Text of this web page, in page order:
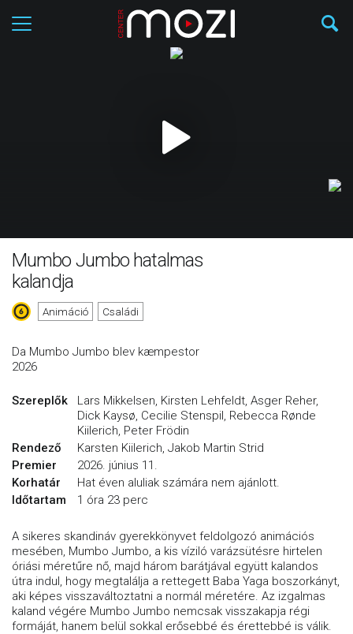
Mumbo Jumbo hatalmas
kalandja
Animáció Családi
Da Mumbo Jumbo blev kæmpestor
2026
Szereplők
Lars Mikkelsen, Kirsten Lehfeldt, Asger Reher,
Dick Kaysø, Cecilie Stenspil, Rebecca Rønde
Kiilerich, Peter Frödin
Rendező
Karsten Kiilerich, Jakob Martin Strid
Premier
2026. június 11.
Korhatár
Hat éven aluliak számára nem ajánlott.
Időtartam
1 óra 23 perc
A sikeres skandináv gyerekkönyvet feldolgozó animációs
mesében, Mumbo Jumbo, a kis víziló varázsütésre hirtelen
óriási méretűre nő, majd három barátjával együtt kalandos
útra indul, hogy megtalálja a rettegett Baba Yaga boszorkányt,
aki képes visszaváltoztatni a normál méretére. Az izgalmas
kaland végére Mumbo Jumbo nemcsak visszakapja régi
formáját, hanem belül sokkal erősebbé és érettebbé is válik.